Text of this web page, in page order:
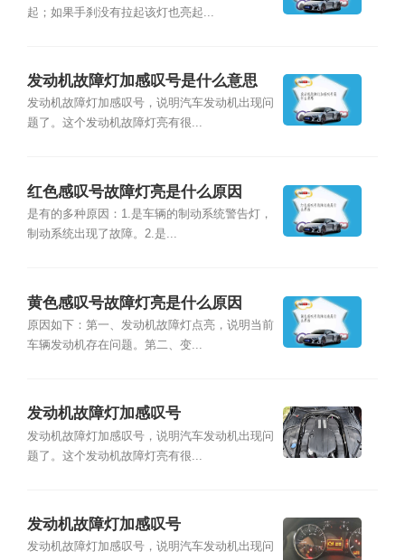
起；如果手刹没有拉起该灯也亮起...
发动机故障灯加感叹号是什么意思
发动机故障灯加感叹号，说明汽车发动机出现问
题了。这个发动机故障灯亮有很...
红色感叹号故障灯亮是什么原因
是有的多种原因：1.是车辆的制动系统警告灯，
制动系统出现了故障。2.是...
黄色感叹号故障灯亮是什么原因
原因如下：第一、发动机故障灯点亮，说明当前
车辆发动机存在问题。第二、变...
发动机故障灯加感叹号
发动机故障灯加感叹号，说明汽车发动机出现问
题了。这个发动机故障灯亮有很...
发动机故障灯加感叹号
发动机故障灯加感叹号，说明汽车发动机出现问